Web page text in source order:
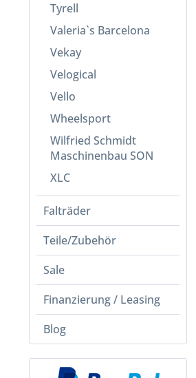
Tyrell
Valeria`s Barcelona
Vekay
Velogical
Vello
Wheelsport
Wilfried Schmidt
Maschinenbau SON
XLC
Falträder
Teile/Zubehör
Sale
Finanzierung / Leasing
Blog